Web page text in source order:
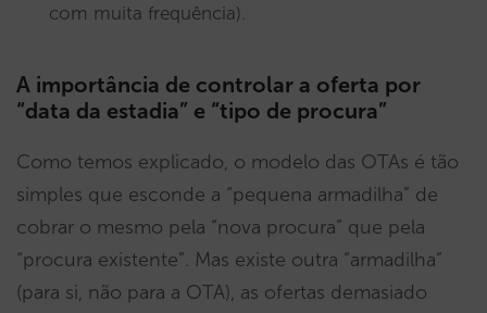
com muita frequência).
A importância de controlar a oferta por
“data da estadia” e “tipo de procura”
Como temos explicado, o modelo das OTAs é tão
simples que esconde a “pequena armadilha” de
cobrar o mesmo pela “nova procura” que pela
“procura existente”. Mas existe outra “armadilha”
(para si, não para a OTA), as ofertas demasiado